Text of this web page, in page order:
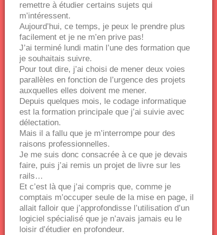
remettre à étudier certains sujets qui
m’intéressent.
Aujourd’hui, ce temps, je peux le prendre plus
facilement et je ne m’en prive pas!
J’ai terminé lundi matin l’une des formation que
je souhaitais suivre.
Pour tout dire, j’ai choisi de mener deux voies
parallèles en fonction de l’urgence des projets
auxquelles elles doivent me mener.
Depuis quelques mois, le codage informatique
est la formation principale que j’ai suivie avec
délectation.
Mais il a fallu que je m’interrompe pour des
raisons professionnelles.
Je me suis donc consacrée à ce que je devais
faire, puis j’ai remis un projet de livre sur les
rails…
Et c’est là que j’ai compris que, comme je
comptais m’occuper seule de la mise en page, il
allait falloir que j’approfondisse l’utilisation d’un
logiciel spécialisé que je n’avais jamais eu le
loisir d’étudier en profondeur.